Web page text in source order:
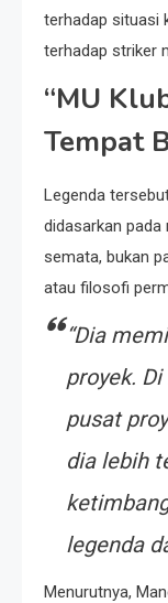
terhadap situasi
terhadap striker
“MU
Tempat
Legenda
didasarkan
semata, bukan
atau filosofi
“Dia
proyek.
pusat
dia lebih
legenda
Menurutnya,